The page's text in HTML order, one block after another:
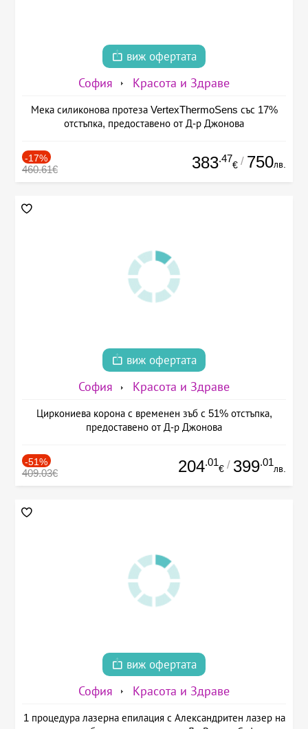
виж офертата
София Красота и Здраве
Мека силиконова протеза VertexThermoSens със 17%
отстъпка, предоставено от Д-р Джонова
-17%
460.61€ 383.47
€ / 750лв.
виж офертата
София Красота и Здраве
Циркониева корона с временен зъб с 51% отстъпка,
предоставено от Д-р Джонова
-51%
409.03€ 204.01
€ / 399.01
лв.
виж офертата
София Красота и Здраве
1 процедура лазерна епилация с Александритен лазер на